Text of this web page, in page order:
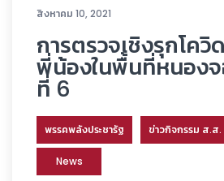
สิงหาคม 10, 2021
การตรวจเชิงรุกโควิ
พี่น้องในพื้นที่หนอง
ที่ 6
พรรคพลังประชารัฐ ข่าวกิจกรรม ส.ส
News